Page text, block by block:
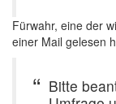
Fürwahr, eine der
einer Mail gelesen
Bitte